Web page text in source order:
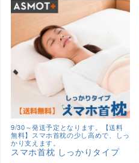
9/30～発送予定となります。【送料
無料】スマホ首枕の少し高めで、しっ
かり支えます。
スマホ首枕 しっかりタイプ